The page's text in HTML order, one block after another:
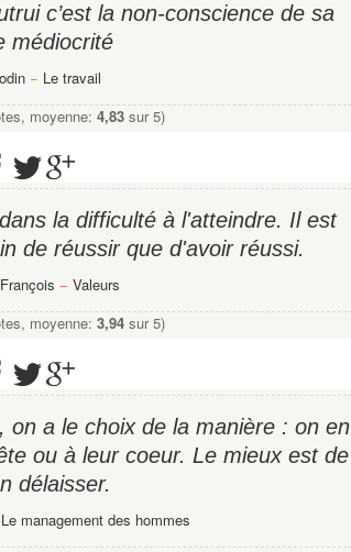
c’est la non-conscience de sa
médiocrité
− Le travail
moyenne: 4,83sur 5)
la difficulté à l'atteindre. Il est
de réussir que d'avoir réussi.
− Valeurs
moyenne: 3,94sur 5)
on a le choix de la manière : on en
ou à leur coeur. Le mieux est de
délaisser.
Le management des hommes